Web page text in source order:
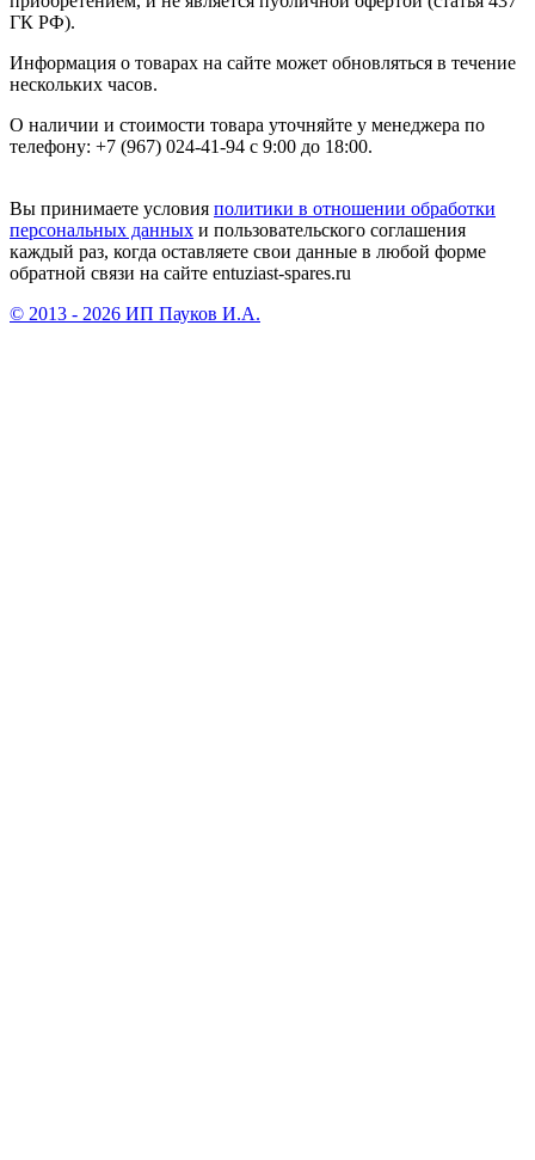
ГК РФ).
Информация о товарах на сайте может обновляться в течение
нескольких часов.
О наличии и стоимости товара уточняйте у менеджера по
телефону: +7 (967) 024-41-94 с 9:00 до 18:00.
Вы принимаете условия политики в отношении обработки
персональных данных и пользовательского соглашения
каждый раз, когда оставляете свои данные в любой форме
обратной связи на сайте entuziast-spares.ru
© 2013 - 2026 ИП Пауков И.А.